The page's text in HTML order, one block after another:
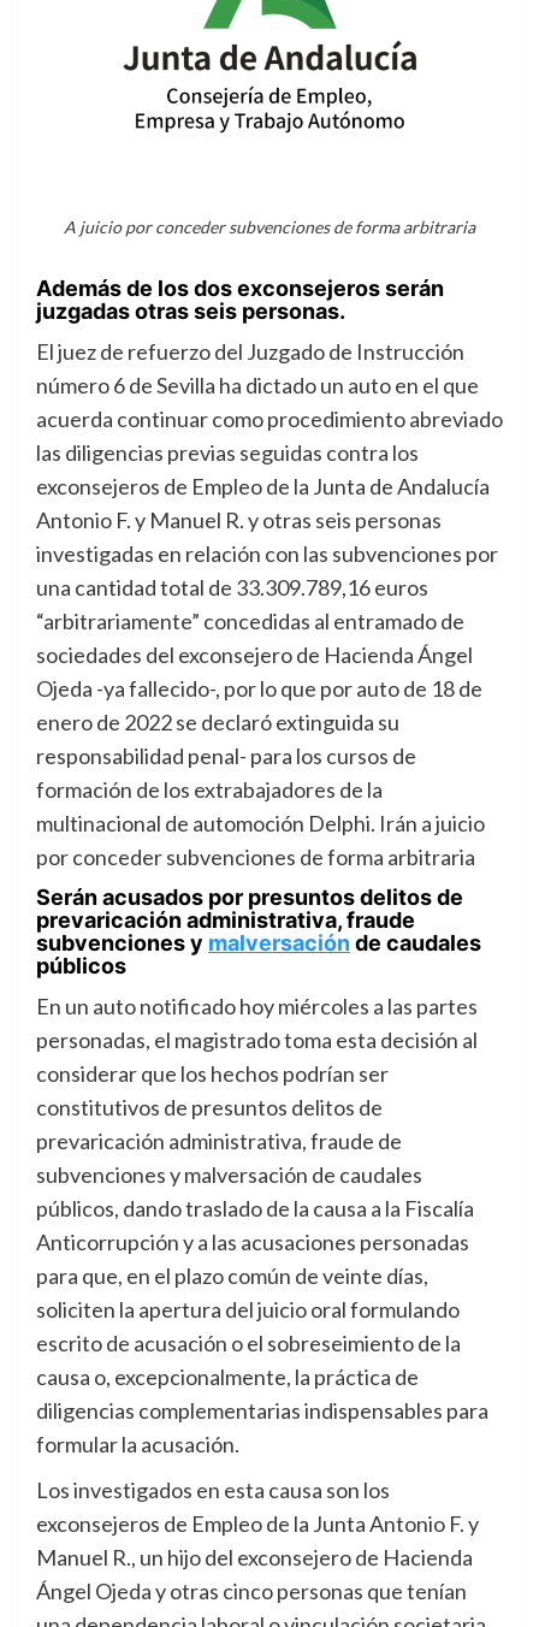
A juicio por conceder subvenciones de forma arbitraria
Además de los dos exconsejeros serán
juzgadas otras seis personas.
El juez de refuerzo del Juzgado de Instrucción
número 6 de Sevilla ha dictado un auto en el que
acuerda continuar como procedimiento abreviado
las diligencias previas seguidas contra los
exconsejeros de Empleo de la Junta de Andalucía
Antonio F. y Manuel R. y otras seis personas
investigadas en relación con las subvenciones por
una cantidad total de 33.309.789,16 euros
“arbitrariamente” concedidas al entramado de
sociedades del exconsejero de Hacienda Ángel
Ojeda -ya fallecido-, por lo que por auto de 18 de
enero de 2022 se declaró extinguida su
responsabilidad penal- para los cursos de
formación de los extrabajadores de la
multinacional de automoción Delphi. Irán a juicio
por conceder subvenciones de forma arbitraria
Serán acusados por presuntos delitos de
prevaricación administrativa, fraude
subvenciones y malversaciónde caudales
públicos
En un auto notificado hoy miércoles a las partes
personadas, el magistrado toma esta decisión al
considerar que los hechos podrían ser
constitutivos de presuntos delitos de
prevaricación administrativa, fraude de
subvenciones y malversación de caudales
públicos, dando traslado de la causa a la Fiscalía
Anticorrupción y a las acusaciones personadas
para que, en el plazo común de veinte días,
soliciten la apertura del juicio oral formulando
escrito de acusación o el sobreseimiento de la
causa o, excepcionalmente, la práctica de
diligencias complementarias indispensables para
formular la acusación.
Los investigados en esta causa son los
exconsejeros de Empleo de la Junta Antonio F. y
Manuel R., un hijo del exconsejero de Hacienda
Ángel Ojeda y otras cinco personas que tenían